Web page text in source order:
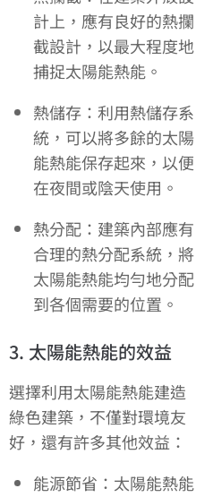
計上，應有良好的熱攔
截設計，以最大程度地
捕捉太陽能熱能。
熱儲存：利用熱儲存系
統，可以將多餘的太陽
能熱能保存起來，以便
在夜間或陰天使用。
熱分配：建築內部應有
合理的熱分配系統，將
太陽能熱能均勻地分配
到各個需要的位置。
3. 太陽能熱能的效益
選擇利用太陽能熱能建造
綠色建築，不僅對環境友
好，還有許多其他效益：
能源節省：太陽能熱能